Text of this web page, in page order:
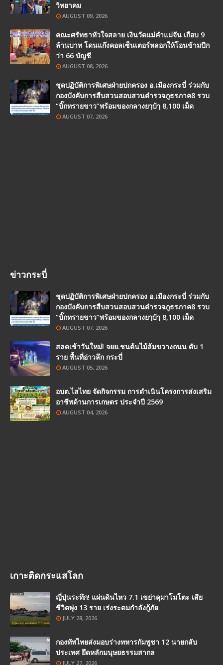
วิทยาคม
AUGUST 09, 2026
คณะศรัทธาหัวใจสลาย เงินวัดแม่คำแม่จัน เกือบ 9
ล้านบาท โดนแก๊งคอลเซ็นเตอร์หลอกให้โอนข้ามปีก
ว่า 66 บัญชี
AUGUST 08, 2026
ชุดปฏิบัติการพิเศษฝ่ายปกครอง อ.เมืองกระบี่ ร่วมกับ
กองบังคับการสืบสวนสอบสวนตำรวจภูธรภาค8 รวบ
“บิ๊กทรายขาว”พร้อมของกลางยๅบ้ๅ 8,100 เม็ด
AUGUST 07, 2026
ข่าวกระบี่
ชุดปฏิบัติการพิเศษฝ่ายปกครอง อ.เมืองกระบี่ ร่วมกับ
กองบังคับการสืบสวนสอบสวนตำรวจภูธรภาค8 รวบ
“บิ๊กทรายขาว”พร้อมของกลางยๅบ้ๅ 8,100 เม็ด
AUGUST 07, 2026
สลดเช้าวันใหม่! จยย.ชนต้นไม้ล้มขวางถนน ดับ 1
ราย พื้นที่อ่าวลึก กระบี่
AUGUST 05, 2026
อบต.ไสไทย จัดกิจกรรม การดำเนินโครงการส่งเสริม
อาชีพด้านการเกษตร ประจำปี 2569
AUGUST 04, 2026
เกาะติดกระแสโลก
ญี่ปุ่นระทึก! แผ่นดินไหว 7.1 เขย่าคุมาโมโตะ เสีย
ชีวิตพุ่ง 13 ราย เร่งระดมกำลังกู้ภัย
JULY 28, 2026
กองทัพไทยส่งมอบร่างทหารกัมพูชา 12 นายกลับ
ประเทศ ยึดหลักมนุษยธรรมสากล
JULY 27, 2026